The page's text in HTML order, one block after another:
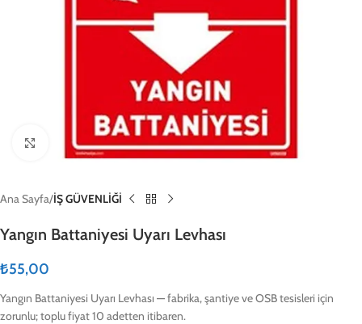
Click to enlarge
Ana Sayfa İŞ GÜVENLİĞİ
Yangın Battaniyesi Uyarı Levhası
₺55,00
Yangın Battaniyesi Uyarı Levhası — fabrika, şantiye ve OSB tesisleri için
zorunlu; toplu fiyat 10 adetten itibaren.